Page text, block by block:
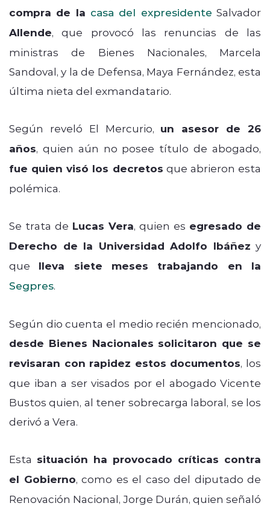
compra de la casa del expresidente Salvador
Allende, que provocó las renuncias de las
ministras de Bienes Nacionales, Marcela
Sandoval, y la de Defensa, Maya Fernández, esta
última nieta del exmandatario.
Según reveló El Mercurio, un asesor de 26
años, quien aún no posee título de abogado,
fue quien visó los decretos que abrieron esta
polémica.
Se trata de Lucas Vera, quien es egresado de
Derecho de la Universidad Adolfo Ibáñez y
que lleva siete meses trabajando en la
Segpres.
Según dio cuenta el medio recién mencionado,
desde Bienes Nacionales solicitaron que se
revisaran con rapidez estos documentos, los
que iban a ser visados por el abogado Vicente
Bustos quien, al tener sobrecarga laboral, se los
derivó a Vera.
Esta situación ha provocado críticas contra
el Gobierno, como es el caso del diputado de
Renovación Nacional, Jorge Durán, quien señaló